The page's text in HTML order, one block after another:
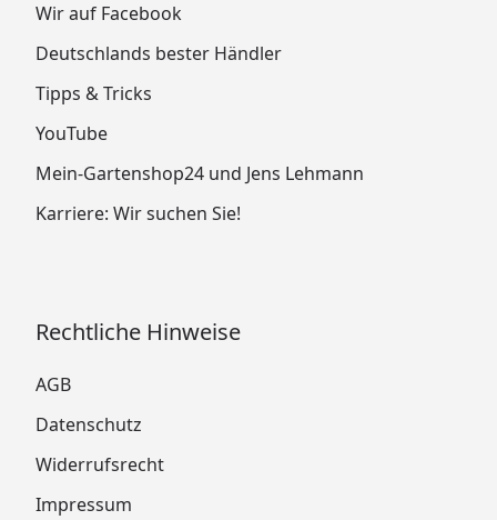
Wir auf Facebook
Deutschlands bester Händler
Tipps & Tricks
YouTube
Mein-Gartenshop24 und Jens Lehmann
Karriere: Wir suchen Sie!
Rechtliche Hinweise
AGB
Datenschutz
Widerrufsrecht
Impressum